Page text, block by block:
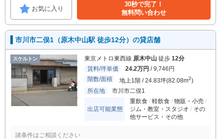
お気に入り
30秒で完了！
無料問い合わせ
市川市二俣1（原木中山駅 徒歩12分）の貸店舗
スケルトン 東京メトロ東西線 原木中山 徒歩 12分
賃料/坪単価
24.2万円 / 9,746円
階数/面積
地上1階 / 24.83坪(82.08m2)
所在地
市川市二俣1
出店可能業態
重飲食 軽飲食
物販・小売
ジム・教室・スタジオ
その
他サービス・その他
諸条件はご相談ください